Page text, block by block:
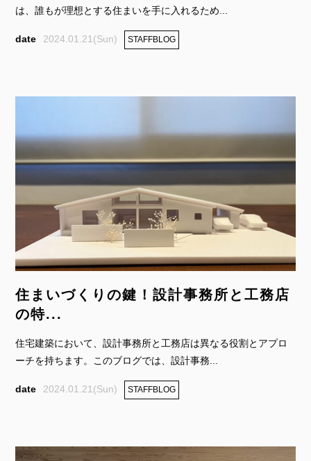
は、誰もが理想とする住まいを手に入れるため...
2024.01.21(Sun) STAFFBLOG
住まいづくりの鍵！設計事務所と工務店
の特...
住宅建築において、設計事務所と工務店は異なる役割とアプロ
ーチを持ちます。このブログでは、設計事務...
2024.01.21(Sun) STAFFBLOG